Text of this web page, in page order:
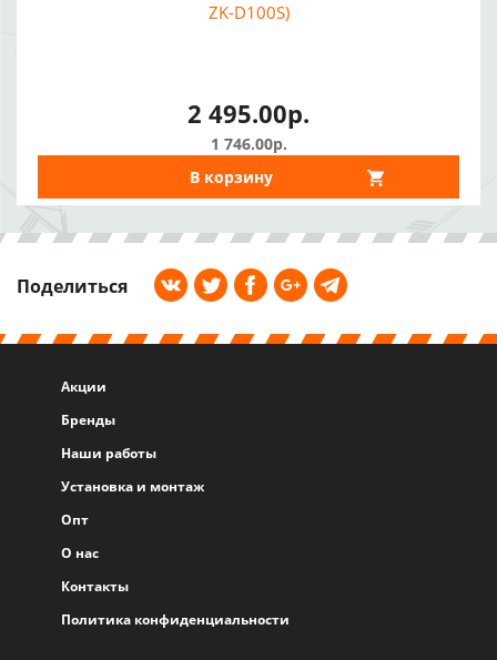
ZK-D100S)
2 495.00р.
1 746.00р.
В корзину
Поделиться
Акции
Бренды
Наши работы
Установка и монтаж
Опт
О нас
Контакты
Политика конфиденциальности